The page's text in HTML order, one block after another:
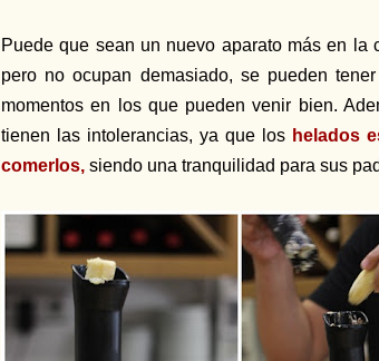
Puede que sean un nuevo aparato más en la
pero no ocupan demasiado, se pueden
momentos en los que pueden venir bien.
tienen las intolerancias, ya que los helados
comerlos, siendo una tranquilidad para sus